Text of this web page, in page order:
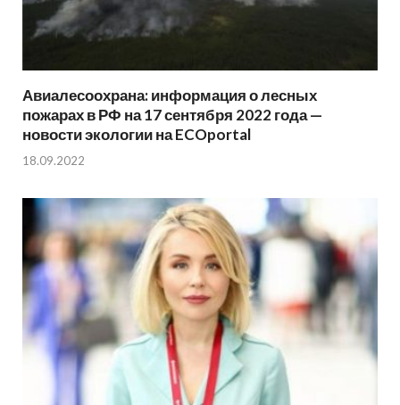
Авиалесоохрана: информация о лесных
пожарах в РФ на 17 сентября 2022 года —
новости экологии на ECOportal
18.09.2022